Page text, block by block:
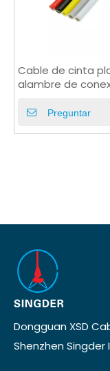
Cable de cinta
alambre de
Preguntar
Dongguan XSD
Shenzhen Singder